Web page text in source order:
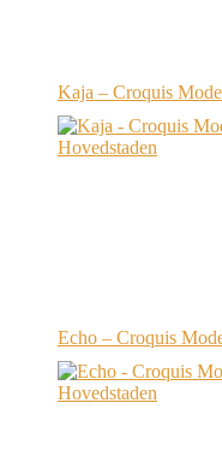
Kaja – Croquis
Echo – Croquis